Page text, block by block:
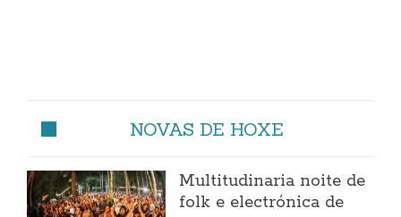
NOVAS DE HOXE
Multitudinaria noite de
folk e electrónica de